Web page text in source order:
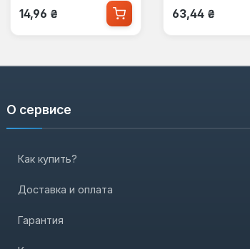
Обычная цена:
14,96 ₴ Обычная
63,44 ₴
О сервисе
Как купить?
Доставка и оплата
Гарантия